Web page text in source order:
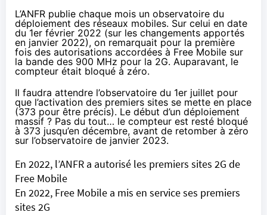
L’ANFR publie chaque mois un observatoire du
déploiement des réseaux mobiles. Sur celui en date
du 1er février 2022 (sur les changements apportés
en janvier 2022), on remarquait pour la première
fois des autorisations accordées à Free Mobile sur
la bande des 900 MHz pour la 2G. Auparavant, le
compteur était bloqué à zéro.
Il faudra attendre l’observatoire du 1er juillet pour
que l’activation des premiers sites se mette en place
(373 pour être précis). Le début d’un déploiement
massif ? Pas du tout… le compteur est resté bloqué
à 373 jusqu’en décembre, avant de retomber à zéro
sur l’observatoire de janvier 2023.
En 2022, l’ANFR a autorisé les premiers sites 2G de
Free Mobile
En 2022, Free Mobile a mis en service ses premiers
sites 2G